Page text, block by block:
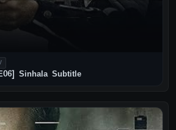
Sinhala Subtitle